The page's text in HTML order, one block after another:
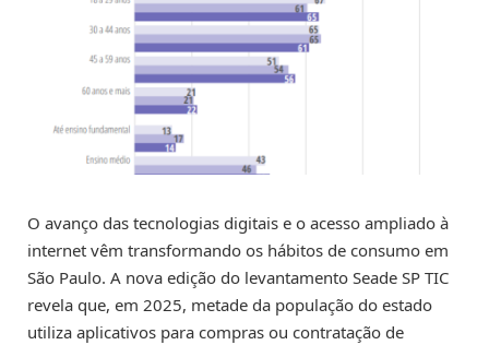
O avanço das tecnologias digitais e o acesso ampliado à
internet vêm transformando os hábitos de consumo em
São Paulo. A nova edição do levantamento Seade SP TIC
revela que, em 2025, metade da população do estado
utiliza aplicativos para compras ou contratação de